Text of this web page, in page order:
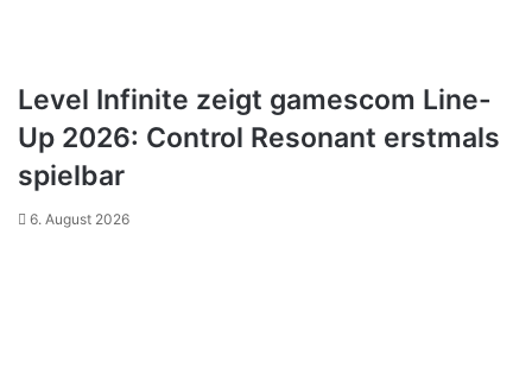
Level Infinite zeigt gamescom Line-
Up 2026: Control Resonant erstmals
spielbar
6. August 2026